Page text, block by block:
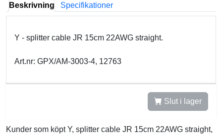
Beskrivning Specifikationer
Y - splitter cable JR 15cm 22AWG straight.
Art.nr: GPX/AM-3003-4, 12763
Slut i lager
Kunder som köpt Y, splitter cable JR 15cm 22AWG straight,